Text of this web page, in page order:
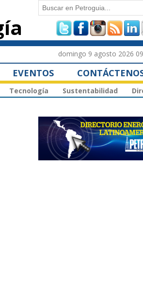
Formulario de
búsqueda
Buscar
domingo 9 agosto 2026
EVENTOS
Tecnología Sustentabilidad